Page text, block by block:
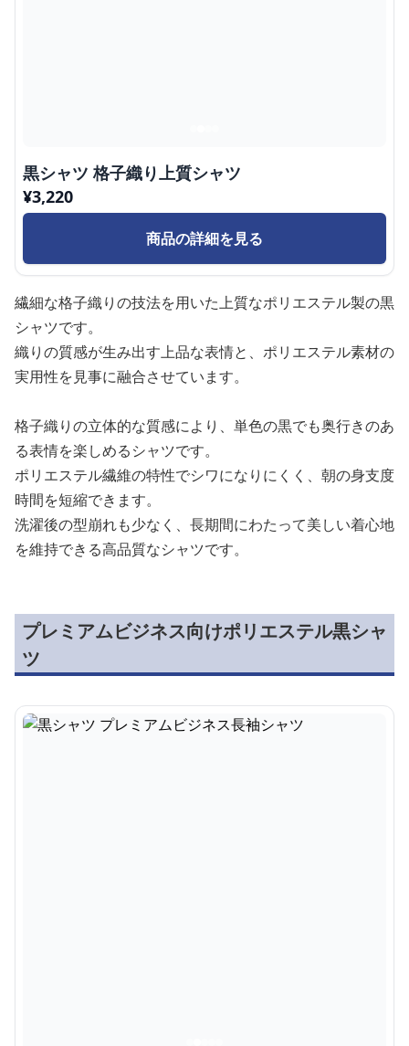
黒シャツ 格子織り上質シャツ
¥3,220
商品の詳細を見る
繊細な格子織りの技法を用いた上質なポリエステル製の黒
シャツです。
織りの質感が生み出す上品な表情と、ポリエステル素材の
実用性を見事に融合させています。
格子織りの立体的な質感により、単色の黒でも奥行きのあ
る表情を楽しめるシャツです。
ポリエステル繊維の特性でシワになりにくく、朝の身支度
時間を短縮できます。
洗濯後の型崩れも少なく、長期間にわたって美しい着心地
を維持できる高品質なシャツです。
プレミアムビジネス向けポリエステル黒シャ
ツ